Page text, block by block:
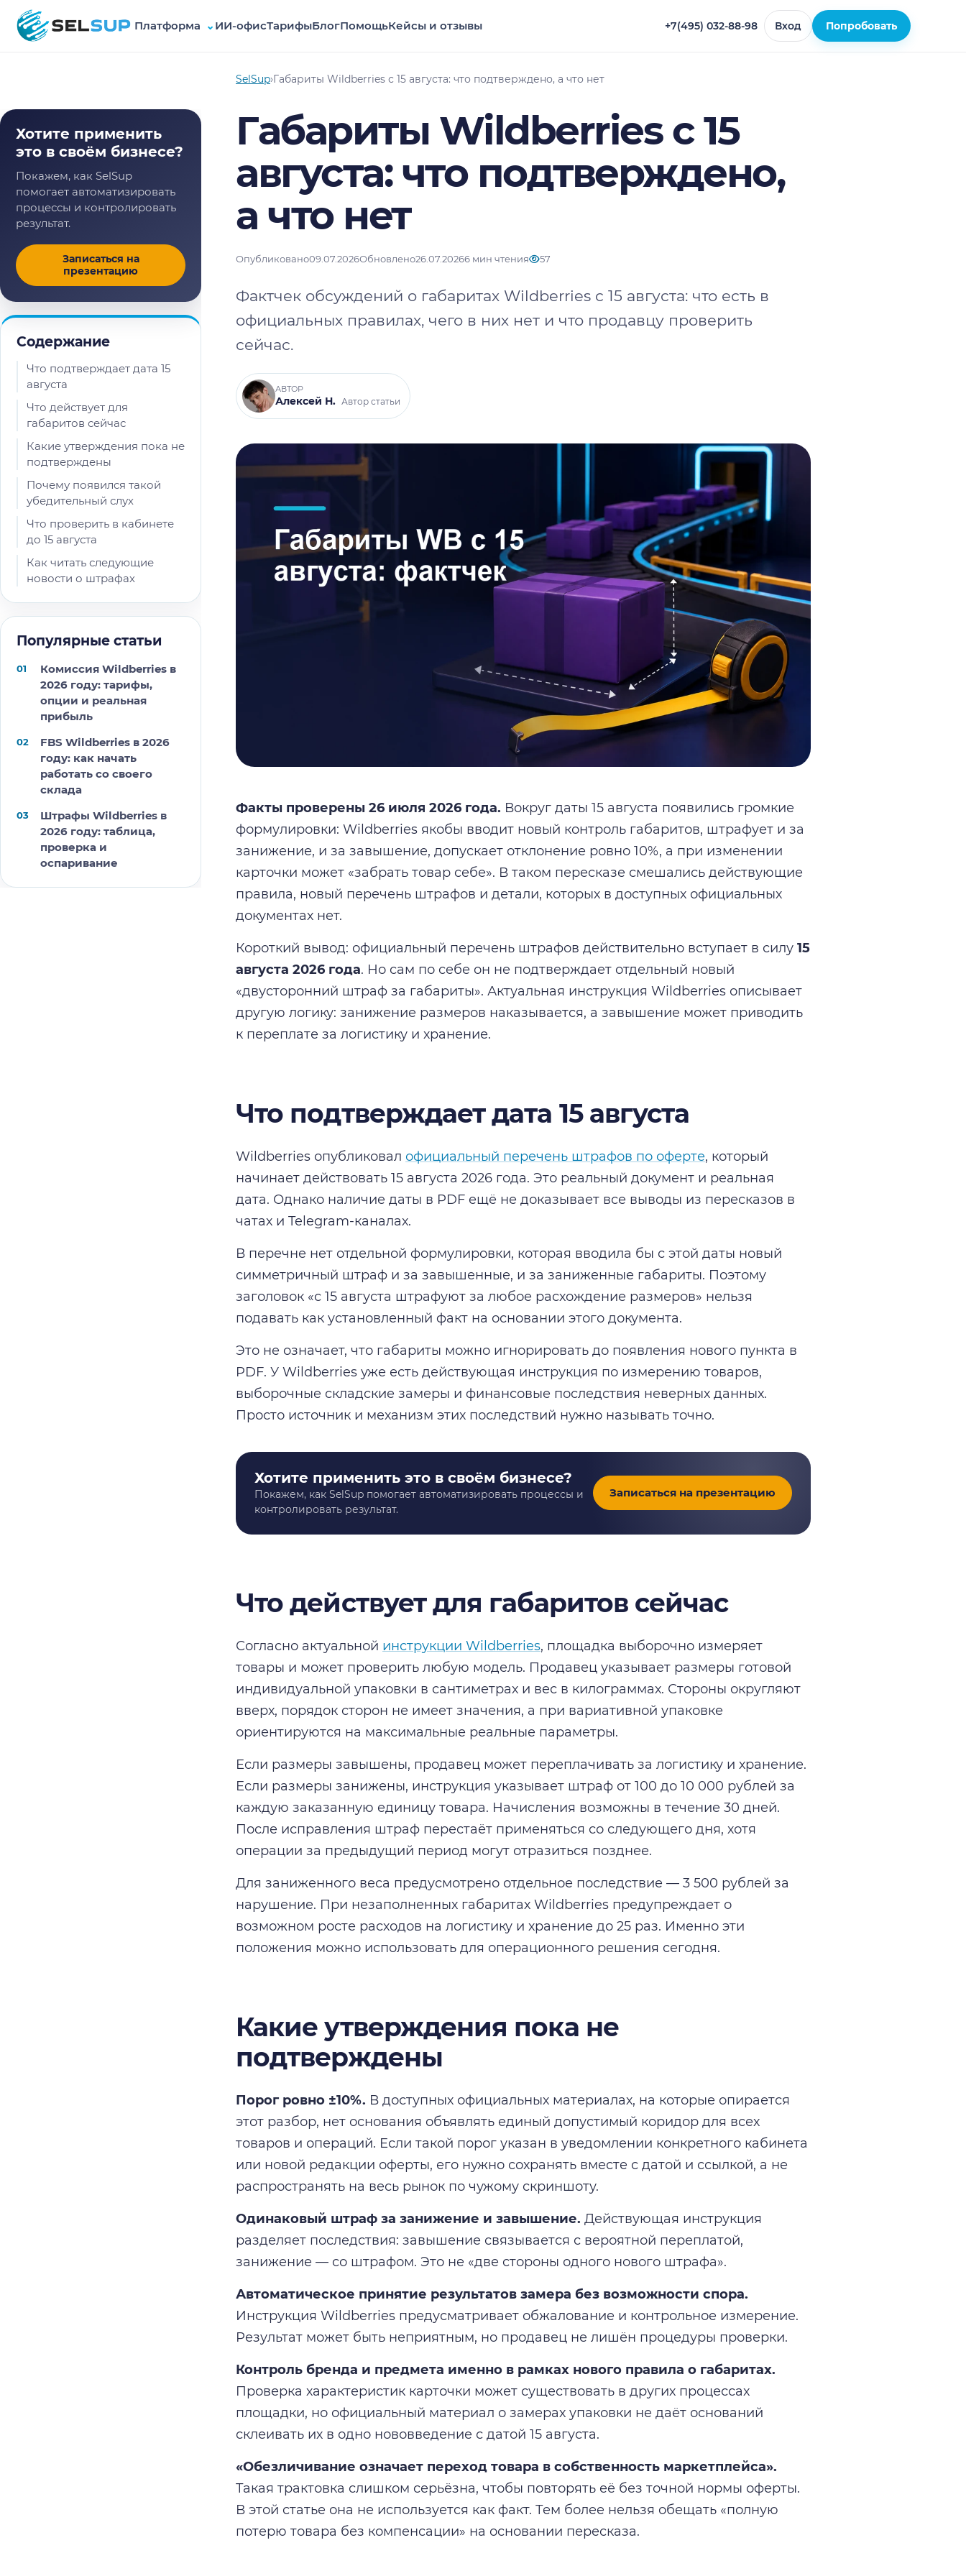
SelSup Платформа ⌄ ИИ-офисТарифыБлогПомощьКейсы и отзывы +7(495) 032-88-98 Вход Попробовать
SelSup›Габариты Wildberries с 15 августа: что подтверждено, а что нет
Габариты Wildberries с 15
августа: что подтверждено,
а что нет
Опубликовано09.07.2026Обновлено26.07.20266 мин чтения 57
Фактчек обсуждений о габаритах Wildberries с 15 августа: что есть в
официальных правилах, чего в них нет и что продавцу проверить
сейчас.
АВТОР
Алексей Н. Автор статьи
Содержание
Что подтверждает дата 15
августа
Что действует для
габаритов сейчас
Какие утверждения пока не
подтверждены
Почему появился такой
убедительный слух
Что проверить в кабинете
до 15 августа
Как читать следующие
новости о штрафах
Популярные статьи
Комиссия Wildberries в
2026 году: тарифы,
опции и реальная
прибыль
FBS Wildberries в 2026
году: как начать
работать со своего
склада
Штрафы Wildberries в
2026 году: таблица,
проверка и
оспаривание
Хотите применить
это в своём бизнесе?
Покажем, как SelSup
помогает автоматизировать
процессы и контролировать
результат.
Записаться на
презентацию
Факты проверены 26 июля 2026 года. Вокруг даты 15 августа появились громкие
формулировки: Wildberries якобы вводит новый контроль габаритов, штрафует и за
занижение, и за завышение, допускает отклонение ровно 10%, а при изменении
карточки может «забрать товар себе». В таком пересказе смешались действующие
правила, новый перечень штрафов и детали, которых в доступных официальных
документах нет.
Короткий вывод: официальный перечень штрафов действительно вступает в силу 15
августа 2026 года. Но сам по себе он не подтверждает отдельный новый
«двусторонний штраф за габариты». Актуальная инструкция Wildberries описывает
другую логику: занижение размеров наказывается, а завышение может приводить
к переплате за логистику и хранение.
Что подтверждает дата 15 августа
Wildberries опубликовал официальный перечень штрафов по оферте, который
начинает действовать 15 августа 2026 года. Это реальный документ и реальная
дата. Однако наличие даты в PDF ещё не доказывает все выводы из пересказов в
чатах и Telegram-каналах.
В перечне нет отдельной формулировки, которая вводила бы с этой даты новый
симметричный штраф и за завышенные, и за заниженные габариты. Поэтому
заголовок «с 15 августа штрафуют за любое расхождение размеров» нельзя
подавать как установленный факт на основании этого документа.
Это не означает, что габариты можно игнорировать до появления нового пункта в
PDF. У Wildberries уже есть действующая инструкция по измерению товаров,
выборочные складские замеры и финансовые последствия неверных данных.
Просто источник и механизм этих последствий нужно называть точно.
Хотите применить это в своём бизнесе?
Покажем, как SelSup помогает автоматизировать процессы и
контролировать результат.
Записаться на презентацию
Что действует для габаритов сейчас
Согласно актуальной инструкции Wildberries, площадка выборочно измеряет
товары и может проверить любую модель. Продавец указывает размеры готовой
индивидуальной упаковки в сантиметрах и вес в килограммах. Стороны округляют
вверх, порядок сторон не имеет значения, а при вариативной упаковке
ориентируются на максимальные реальные параметры.
Если размеры завышены, продавец может переплачивать за логистику и хранение.
Если размеры занижены, инструкция указывает штраф от 100 до 10 000 рублей за
каждую заказанную единицу товара. Начисления возможны в течение 30 дней.
После исправления штраф перестаёт применяться со следующего дня, хотя
операции за предыдущий период могут отразиться позднее.
Для заниженного веса предусмотрено отдельное последствие — 3 500 рублей за
нарушение. При незаполненных габаритах Wildberries предупреждает о
возможном росте расходов на логистику и хранение до 25 раз. Именно эти
положения можно использовать для операционного решения сегодня.
Какие утверждения пока не
подтверждены
Порог ровно ±10%. В доступных официальных материалах, на которые опирается
этот разбор, нет основания объявлять единый допустимый коридор для всех
товаров и операций. Если такой порог указан в уведомлении конкретного кабинета
или новой редакции оферты, его нужно сохранять вместе с датой и ссылкой, а не
распространять на весь рынок по чужому скриншоту.
Одинаковый штраф за занижение и завышение. Действующая инструкция
разделяет последствия: завышение связывается с вероятной переплатой,
занижение — со штрафом. Это не «две стороны одного нового штрафа».
Автоматическое принятие результатов замера без возможности спора.
Инструкция Wildberries предусматривает обжалование и контрольное измерение.
Результат может быть неприятным, но продавец не лишён процедуры проверки.
Контроль бренда и предмета именно в рамках нового правила о габаритах.
Проверка характеристик карточки может существовать в других процессах
площадки, но официальный материал о замерах упаковки не даёт оснований
склеивать их в одно нововведение с датой 15 августа.
«Обезличивание означает переход товара в собственность маркетплейса».
Такая трактовка слишком серьёзна, чтобы повторять её без точной нормы оферты.
В этой статье она не используется как факт. Тем более нельзя обещать «полную
потерю товара без компенсации» на основании пересказа.